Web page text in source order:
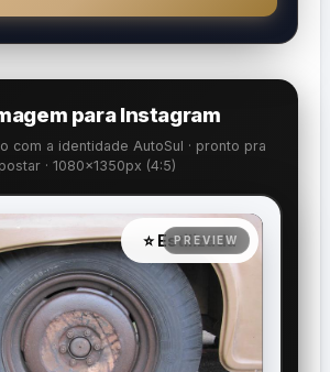
para Instagram
com a identidade AutoSul · pronto pra
postar · 1080×1350px (4:5)
⭐ Estilizada